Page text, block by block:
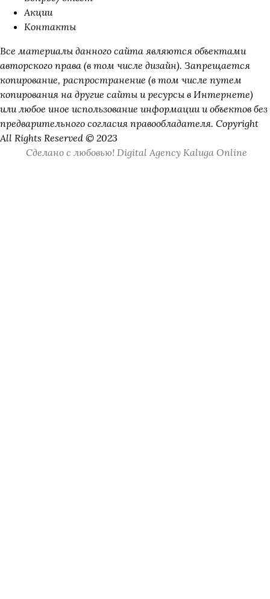
Акции
Контакты
Все материалы данного сайта являются объектами
авторского права (в том числе дизайн). Запрещается
копирование, распространение (в том числе путем
копирования на другие сайты и ресурсы в Интернете)
или любое иное использование информации и объектов без
предварительного согласия правообладателя. Copyright
All Rights Reserved © 2023
Сделано с любовью! Digital Agency Kaluga Online